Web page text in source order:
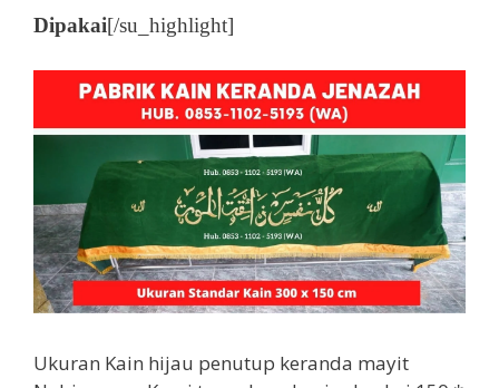
Dipakai[/su_highlight]
Ukuran Kain hijau penutup keranda mayit